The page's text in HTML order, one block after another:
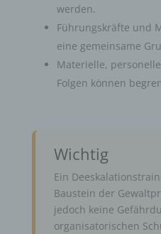
werden.
Führungskräfte und
eine gemeinsame
Materielle,
Folgen können
Wichtig
Ein
Baustein der
jedoch keine
organisatorischen